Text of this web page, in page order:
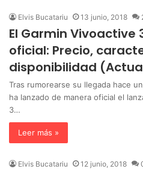
Elvis Bucatariu 13 junio, 2018
El Garmin Vivoactive
oficial: Precio,
disponibilidad
Tras rumorearse su llegada hace
ha lanzado de manera oficial el
3…
Leer más »
Elvis Bucatariu 12 junio, 2018